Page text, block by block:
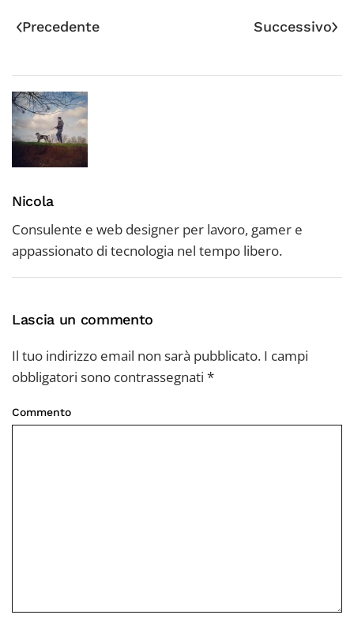
Precedente Successivo
Nicola
Consulente e web designer per lavoro, gamer e
appassionato di tecnologia nel tempo libero.
Lascia un commento
Il tuo indirizzo email non sarà pubblicato. I campi
obbligatori sono contrassegnati *
Commento